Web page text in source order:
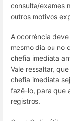
consulta/exames
outros motivos
A ocorrência
mesmo dia ou no
chefia imediata
Vale ressaltar,
chefia imediata
fazê-lo, para que
registros.